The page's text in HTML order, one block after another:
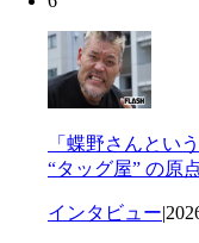
「蝶野さんとい
“タッグ屋” の原
インタビュー|